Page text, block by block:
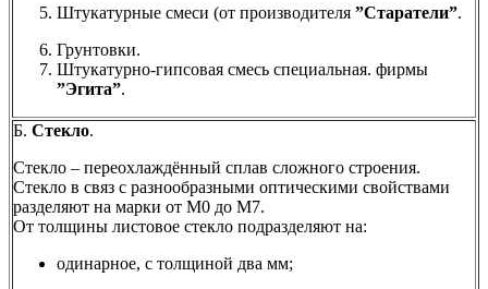
Штукатурные смеси (от производителя ”Старатели”.
Грунтовки.
Штукатурно-гипсовая смесь специальная. фирмы
”Эгита”.
Б. Стекло.
Cтекло – переохлаждённый сплав сложного строения.
Стекло в связ с разнообразными оптическими свойствами
разделяют на марки от М0 до М7.
От толщины листовое стекло подразделяют на:
одинарное, с толщиной два мм;